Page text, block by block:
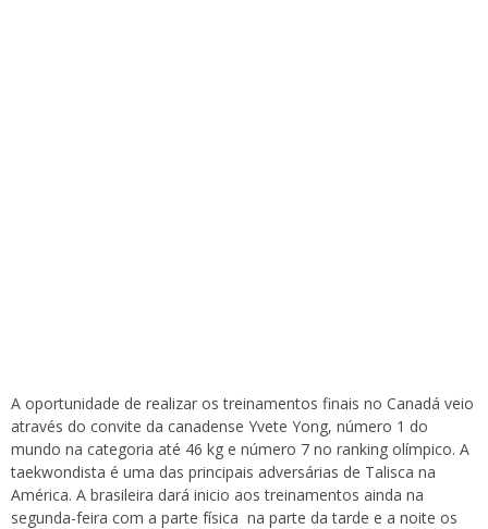
A oportunidade de realizar os treinamentos finais no Canadá veio
através do convite da canadense Yvete Yong, número 1 do
mundo na categoria até 46 kg e número 7 no ranking olímpico. A
taekwondista é uma das principais adversárias de Talisca na
América. A brasileira dará inicio aos treinamentos ainda na
segunda-feira com a parte física na parte da tarde e a noite os